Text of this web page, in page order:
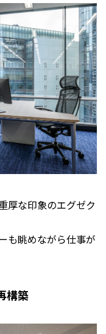
厚な印象のエグゼク
も眺めながら仕事が
構築